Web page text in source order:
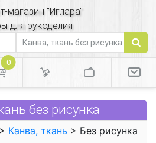
магазин "Иглара"
для рукоделия
0
без рисунка
> Канва, ткань > Без рисунка